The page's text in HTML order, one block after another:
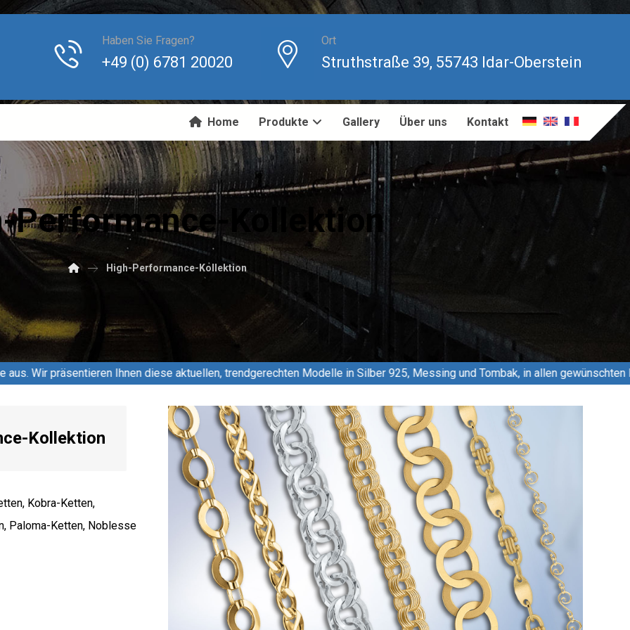
Ort
Struthstraße 39, 55743 Idar-Oberstein
Haben Sie Fragen?
+49 (0) 6781 20020
Home Produkte Gallery Über uns Kontakt
Performance-Kollektion
High-Performance-Kollektion
diese aktuellen, trendgerechten Modelle in Silber 925, Messing und Tombak, in allen gewünschten Längen, kombiniert
Kollektion
Kobra-Ketten,
Paloma-Ketten, Noblesse